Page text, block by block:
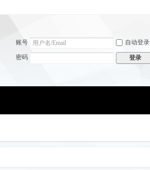
账号 自动登录
密码 登录